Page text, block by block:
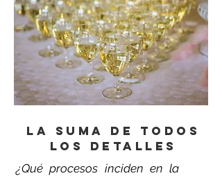
La suma de todos
los detalles
¿Qué procesos inciden en la